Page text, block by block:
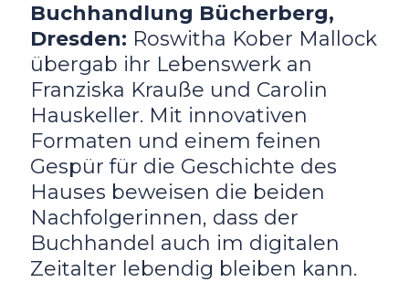
Buchhandlung Bücherberg,
Dresden: Roswitha Kober Mallock
übergab ihr Lebenswerk an
Franziska Krauße und Carolin
Hauskeller. Mit innovativen
Formaten und einem feinen
Gespür für die Geschichte des
Hauses beweisen die beiden
Nachfolgerinnen, dass der
Buchhandel auch im digitalen
Zeitalter lebendig bleiben kann.